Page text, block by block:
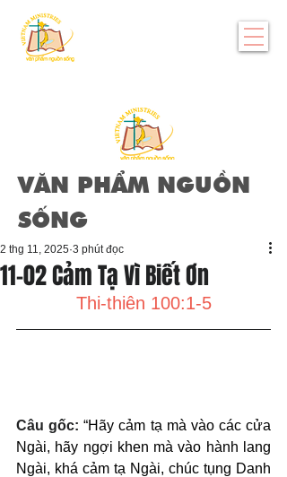
VĂN PHẨM NGUỒN
SỐNG
11-02 Cảm Tạ Vì Biết Ơn
2 thg 11, 2025 3 phút đọc
Thi-thiên 100:1-5
Câu gốc: “Hãy cảm tạ mà vào các cửa
Ngài, hãy ngợi khen mà vào hành lang
Ngài, khá cảm tạ Ngài, chúc tụng Danh